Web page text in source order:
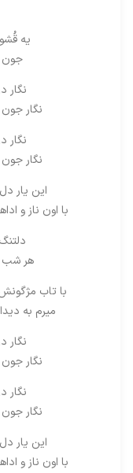
یه
جون
نگار
نگار
نگار
نگار
این یار
با اون ناز و
هر شب
با تاب
میرم به
نگار
نگار
نگار
نگار
این یار
با اون ناز و